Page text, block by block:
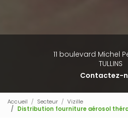
11 boulevard Michel
TULLINS
Contactez-
Accueil Secteur
Vizille
Distribution fourniture aérosol